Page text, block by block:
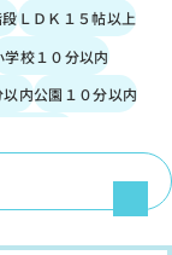
ＬＤＫ１５帖以上
学校１０分以内
以内公園１０分以内